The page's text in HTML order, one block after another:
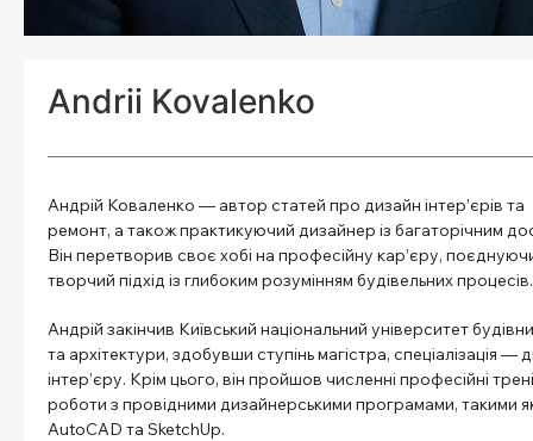
Andrii Kovalenko
Андрій Коваленко — автор статей про дизайн інтер’єрів та
ремонт, а також практикуючий дизайнер із багаторічним
Він перетворив своє хобі на професійну кар’єру,
творчий підхід із глибоким розумінням будівельних процесів.
Андрій закінчив Київський національний університет
та архітектури, здобувши ступінь магістра, спеціалізація —
інтер’єру. Крім цього, він пройшов численні професійні
роботи з провідними дизайнерськими програмами, такими
AutoCAD та SketchUp.